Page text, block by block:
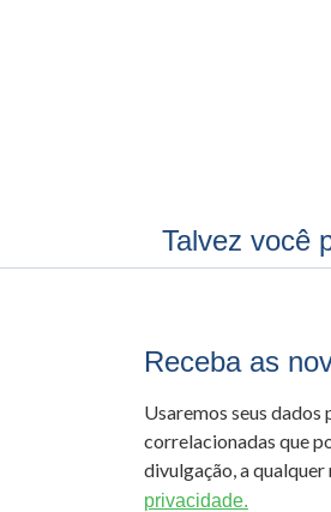
Talvez você
Receba as
Usaremos seus
correlacionadas que
divulgação, a qualquer
privacidade.